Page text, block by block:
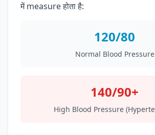
में measure होता है:
120/80
Normal Blood Pressure
140/90+
High Blood Pressure